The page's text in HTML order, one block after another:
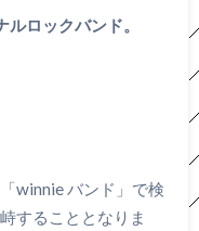
ロックバンド。
winnie バンド」で検
することとなりま